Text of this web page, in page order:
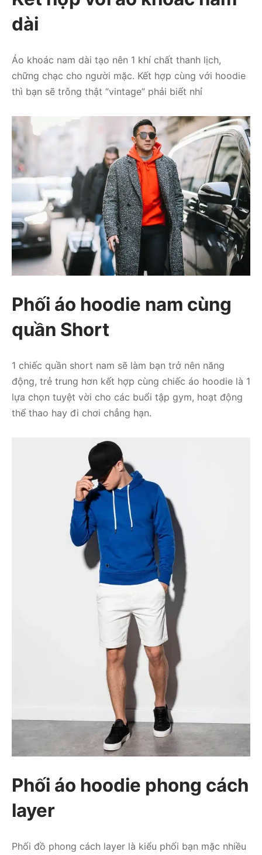
dài
Áo khoác nam dài tạo nên 1 khí chất thanh lịch,
chững chạc cho người mặc. Kết hợp cùng với hoodie
thì bạn sẽ trông thật “vintage” phải biết nhỉ
Phối áo hoodie nam cùng
quần Short
1 chiếc quần short nam sẽ làm bạn trở nên năng
động, trẻ trung hơn kết hợp cùng chiếc áo hoodie là 1
lựa chọn tuyệt vời cho các buổi tập gym, hoạt động
thể thao hay đi chơi chẳng hạn.
Phối áo hoodie phong cách
layer
Phối đồ phong cách layer là kiểu phối bạn mặc nhiều